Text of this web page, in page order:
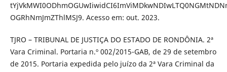
OGRhNmJmZThlMSJ9. Acesso em: out. 2023.
TJRO – TRIBUNAL DE JUSTIÇA DO ESTADO DE RONDÔNIA. 2ª
Vara Criminal. Portaria n.º 002/2015-GAB, de 29 de setembro
de 2015. Portaria expedida pelo juízo da 2ª Vara Criminal da